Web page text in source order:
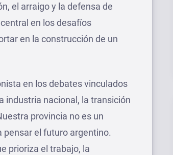
el arraigo y la defensa de
en los desafíos
en la construcción de un
en los debates vinculados
industria nacional, la transición
provincia no es un
el futuro argentino.
prioriza el trabajo, la